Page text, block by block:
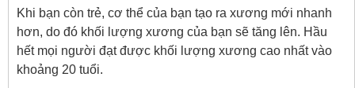
Khi bạn còn trẻ, cơ thể của bạn tạo ra xương mới nhanh
hơn, do đó khối lượng xương của bạn sẽ tăng lên. Hầu
hết mọi người đạt được khối lượng xương cao nhất vào
khoảng 20 tuổi.